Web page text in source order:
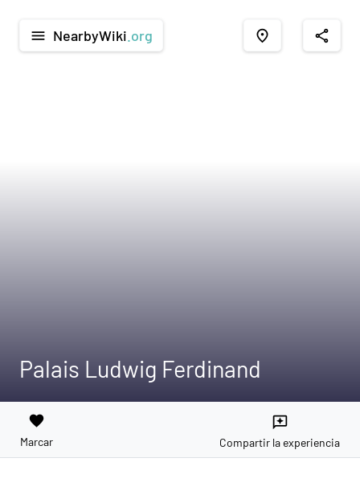
menu NearbyWiki .org place share
Palais Ludwig Ferdinand
favorite
Marcar
reviews
Compartir la experiencia